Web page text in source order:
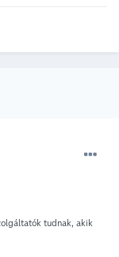
tudnak, akik